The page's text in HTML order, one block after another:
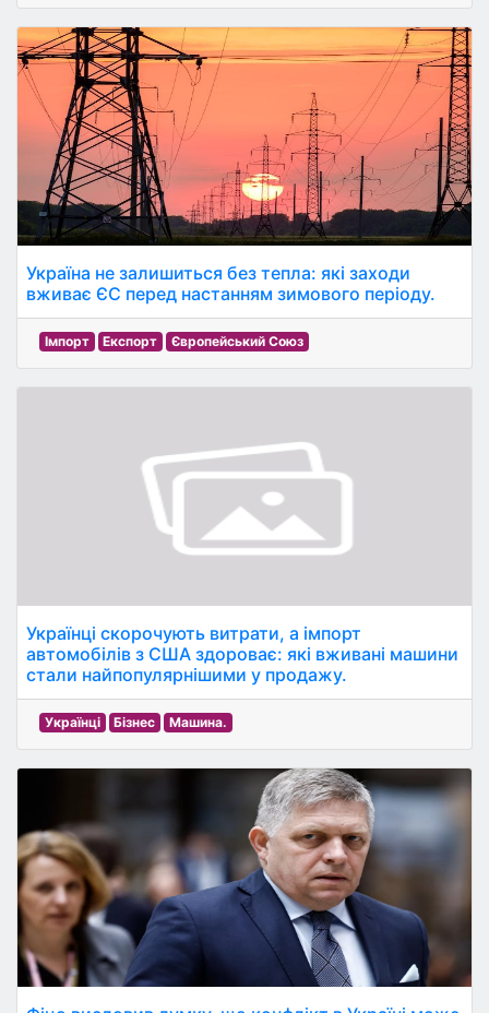
Україна не залишиться без тепла: які заходи
вживає ЄС перед настанням зимового періоду.
Імпорт Експорт Європейський Союз
Українці скорочують витрати, а імпорт
автомобілів з США здороває: які вживані машини
стали найпопулярнішими у продажу.
Українці Бізнес Машина.